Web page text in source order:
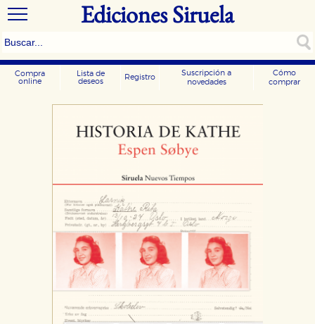
Ediciones Siruela
Compra
online
Lista de
deseos
Registro
Suscripción a
novedades
Cómo
comprar